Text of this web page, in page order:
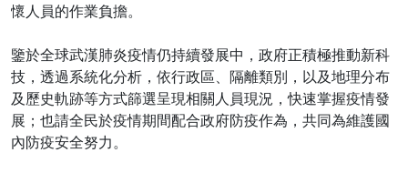
懷人員的作業負擔。
鑒於全球武漢肺炎疫情仍持續發展中，政府正積極推動新科
技，透過系統化分析，依行政區、隔離類別，以及地理分布
及歷史軌跡等方式篩選呈現相關人員現況，快速掌握疫情發
展；也請全民於疫情期間配合政府防疫作為，共同為維護國
內防疫安全努力。